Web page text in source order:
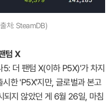
처: SteamDB)
텀 X
더 팬텀 X(이하 P5X)'가 차지
한 'P5X'지만, 글로벌과 본고
되지 않았던 게 6월 26일, 마침